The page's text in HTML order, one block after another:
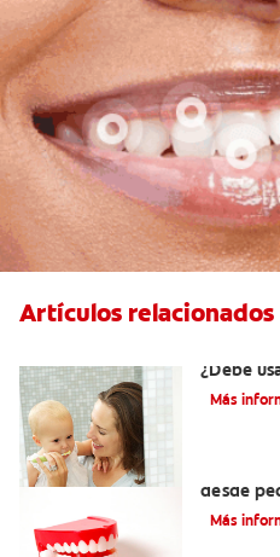
Artículos relacionados
¿Debe
Más
desde
Más